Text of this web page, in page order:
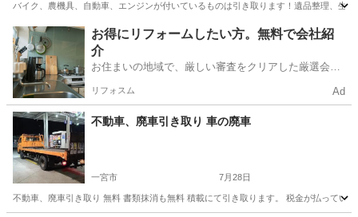
バイク、農機具、自動車、エンジンが付いているものは引き取ります！遺品整理、生
愛知 名古屋市 比良駅 不用品処分 無料
お得にリフォームしたい方。無料で会社紹
介
お住まいの地域で、厳しい審査をクリアした厳選会社
リフォスム Ad
不動車、廃車引き取り 車の廃車
一宮市 7月28日
不動車、廃車引き取り 無料 書類抹消も無料 積載にて引き取ります。 税金が払ってい